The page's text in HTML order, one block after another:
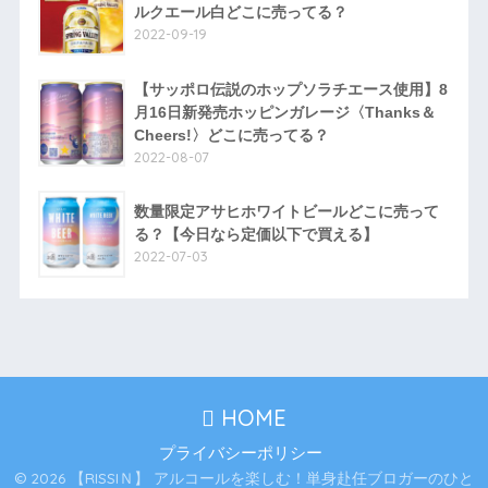
ルクエール白どこに売ってる？
2022-09-19
【サッポロ伝説のホップソラチエース使用】8
月16日新発売ホッピンガレージ〈Thanks＆
Cheers!〉どこに売ってる？
2022-08-07
数量限定アサヒホワイトビールどこに売って
る？【今日なら定価以下で買える】
2022-07-03
HOME
プライバシーポリシー
© 2026 【RISSIＮ】 アルコールを楽しむ！単身赴任ブロガーのひと